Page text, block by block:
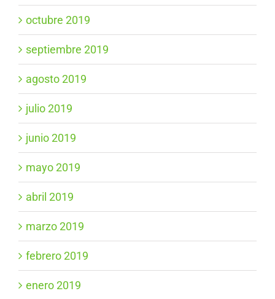
octubre 2019
septiembre 2019
agosto 2019
julio 2019
junio 2019
mayo 2019
abril 2019
marzo 2019
febrero 2019
enero 2019